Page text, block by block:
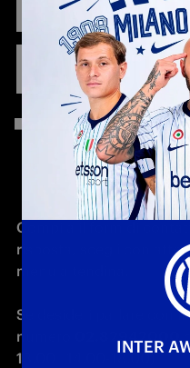
RAPIDO
Compila il form di
risposta, scegli con
menu a tendina.
Se desideri parlare con il
numero
02.82942000
13.00 | 14.00-18.00)
INTER